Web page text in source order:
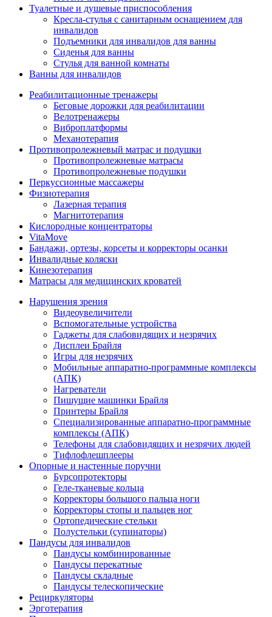
Туалетные и душевые приспособления
Кресла-стулья с санитарным оснащением для
инвалидов
Подъемники для инвалидов для ванны
Сиденья для ванны
Стулья для ванной комнаты
Ванны для инвалидов
Реабилитационные тренажеры
Беговые дорожки для реабилитации
Велотренажеры
Виброплатформы
Механотерапия
Противопролежневый матрас и подушки
Противопролежневые матрасы
Противопролежневые подушки
Перкуссионные массажеры
Физиотерапия
Лазерная терапия
Магнитотерапия
Кислородные концентраторы
VitaMove
Бандажи, ортезы, корсеты и корректоры осанки
Инвалидные коляски
Кинезотерапия
Матрасы для медицинских кроватей
Нарушения зрения
Видеоувеличители
Вспомогательные устройства
Гаджеты для слабовидящих и незрячих
Дисплеи Брайля
Игры для незрячих
Мобильные аппаратно-программные комплексы
(АПК)
Нагреватели
Пишущие машинки Брайля
Принтеры Брайля
Специализированные аппаратно-программные
комплексы (АПК)
Телефоны для слабовидящих и незрячих людей
Тифлофлешплееры
Опорные и настенные поручни
Бурсопротекторы
Геле-тканевые кольца
Корректоры большого пальца ноги
Корректоры стопы и пальцев ног
Ортопедические стельки
Полустельки (супинаторы)
Пандусы для инвалидов
Пандусы комбинированные
Пандусы перекатные
Пандусы складные
Пандусы телескопические
Рециркуляторы
Эрготерапия